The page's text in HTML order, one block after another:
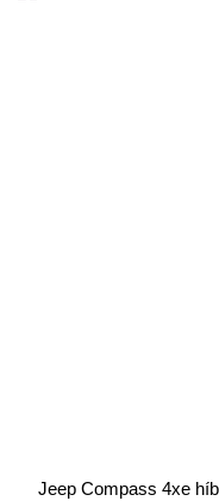
Jeep Compass 4xe